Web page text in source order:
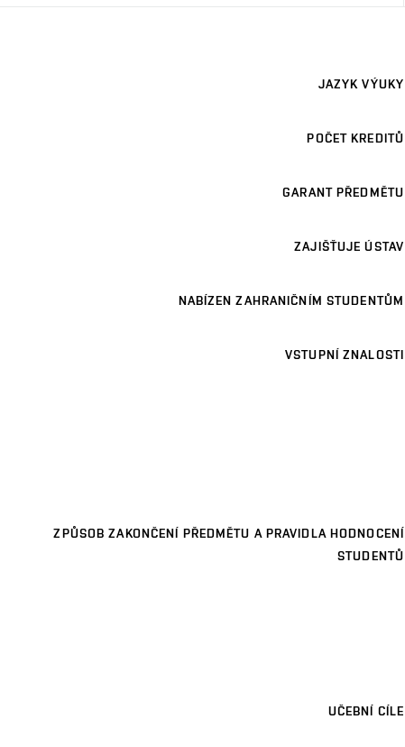
JAZYK VÝUKY
POČET KREDITŮ
GARANT PŘEDMĚTU
ZAJIŠŤUJE ÚSTAV
NABÍZEN ZAHRANIČNÍM STUDENTŮM
VSTUPNÍ ZNALOSTI
ZPŮSOB ZAKONČENÍ PŘEDMĚTU A PRAVIDLA HODNOCENÍ
STUDENTŮ
UČEBNÍ CÍLE